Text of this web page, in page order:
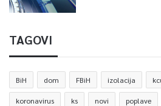
TAGOVI
BiH dom FBiH izolacija
koronavirus ks novi poplave